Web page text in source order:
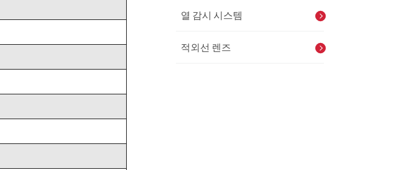
열 감시 시스템
적외선 렌즈